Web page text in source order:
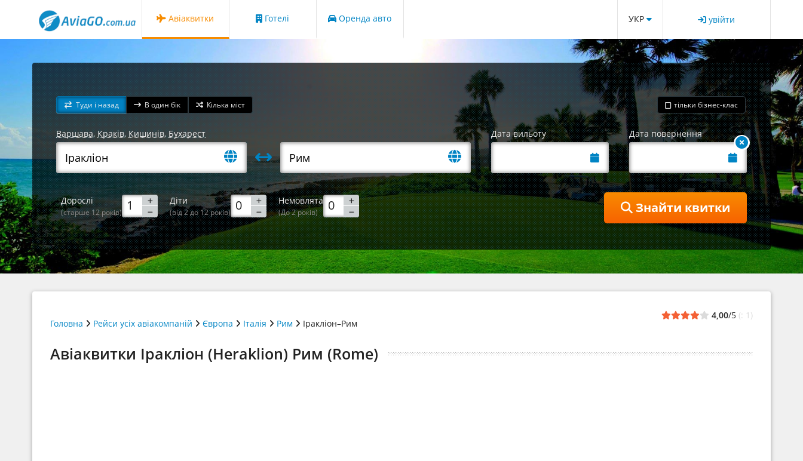
Авіаквитки Готелі Оренда авто УКР увійти
Туди і назад В один бік Кілька міст тільки бізнес-клас
Варшава,Краків, Кишинів, Бухарест Дата вильоту Дата повернення
Дорослі
(старше 12 років)
Діти
(від 2 до 12 років)
Немовлята
(До 2 років) Знайти квитки
Головна Рейси усіх авіакомпаній Європа Італія Рим Іракліон–Рим
4,00/5 (: 1)
Авіаквитки Іракліон (Heraklion) Рим (Rome)